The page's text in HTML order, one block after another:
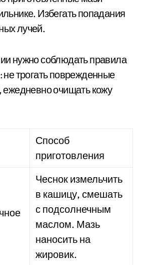
Избегать попадания
лучей.
нужно соблюдать правила
не трогать поврежденные
ежедневно очищать кожу
Способ
приготовления
Чеснок измельчить
в кашицу, смешать
с подсолнечным
маслом. Мазь
наносить на
жировик.